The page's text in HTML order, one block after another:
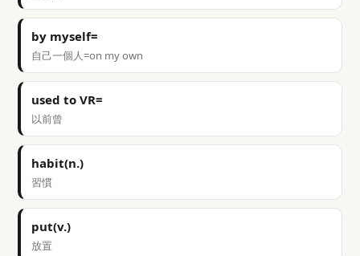
by myself=
自己一個人=on my own
used to VR=
以前曾
habit(n.)
習慣
put(v.)
放置